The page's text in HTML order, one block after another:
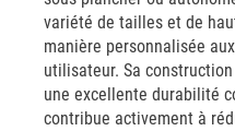
variété de tailles et de
manière personnalisée
utilisateur. Sa
une excellente durabilité
contribue activement à